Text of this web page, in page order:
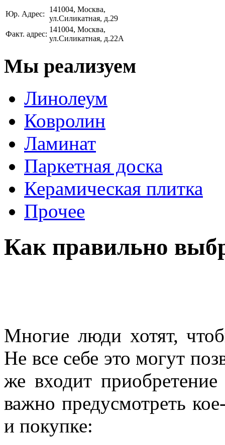
Юр. Адрес:
141004, Москва,
ул.Силикатная, д.29
Факт. адрес:
141004, Москва,
ул.Силикатная, д.22А
Мы реализуем
Линолеум
Ковролин
Ламинат
Паркетная доска
Керамическая плитка
Прочее
Как правильно
Многие люди хотят,
Не все себе это могут
же входит
важно предусмотреть
и покупке: